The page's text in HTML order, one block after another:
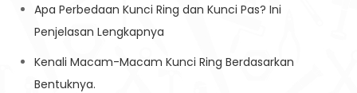
Apa Perbedaan Kunci Ring dan Kunci Pas? Ini
Penjelasan Lengkapnya
Kenali Macam-Macam Kunci Ring Berdasarkan
Bentuknya.